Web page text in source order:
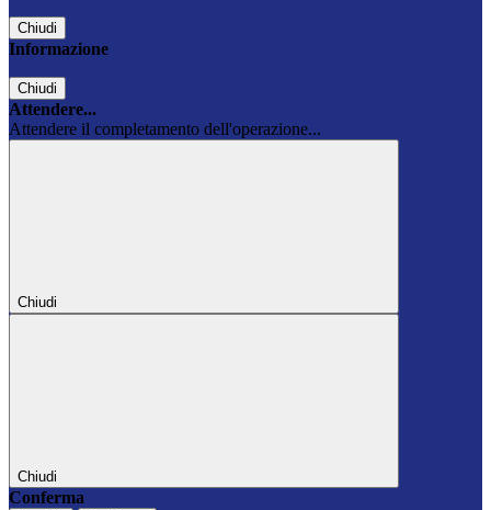
Chiudi
Informazione
Chiudi
Attendere...
Attendere il completamento dell'operazione...
Chiudi
Chiudi
Conferma